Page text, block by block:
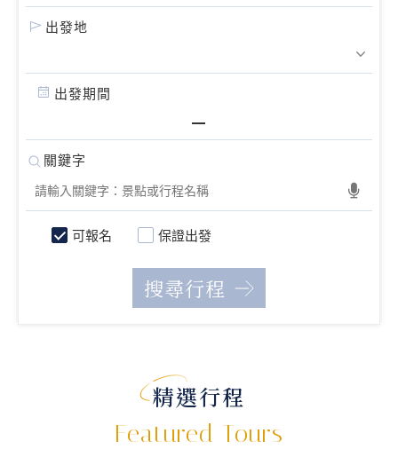
出發地
出發期間
可報名 保證出發
精選行程
Featured Tours